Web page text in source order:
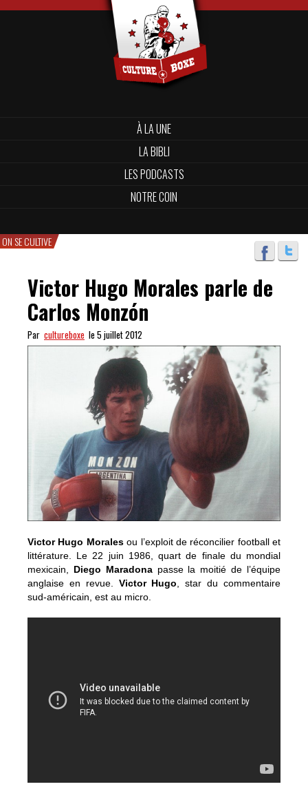
À LA UNE
LA BIBLI
LES PODCASTS
NOTRE COIN
ON SE CULTIVE
Victor Hugo Morales parle de
Carlos Monzón
Par cultureboxe le 5 juillet 2012
Victor Hugo Moralesou l’exploit de réconcilier football et
littérature. Le 22 juin 1986, quart de finale du mondial
mexicain, Diego Maradonapasse la moitié de l’équipe
anglaise en revue. Victor Hugo , star du commentaire
sud-américain, est au micro.